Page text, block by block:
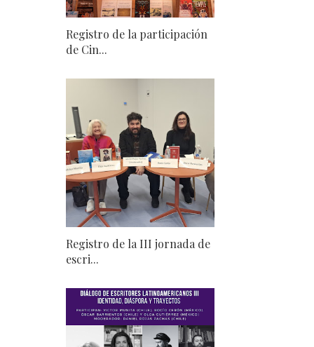
Registro de la participación
de Cin...
Registro de la III jornada de
escri...